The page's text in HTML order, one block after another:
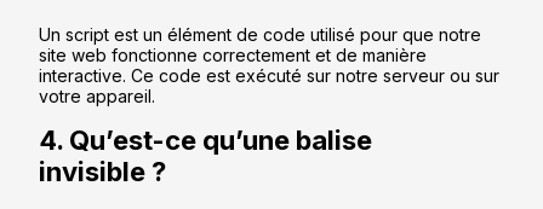
Un script est un élément de code utilisé pour que notre
site web fonctionne correctement et de manière
interactive. Ce code est exécuté sur notre serveur ou sur
votre appareil.
4. Qu’est-ce qu’une balise
invisible ?